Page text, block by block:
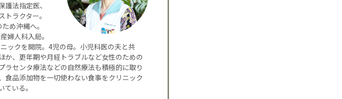
護法指定医、
ラクター。
め沖縄へ。
婦人科入局。
ックを開院。4児の母。小児科医の夫と共
か、更年期や月経トラブルなど女性のための
ラセンタ療法などの自然療法も積極的に取り
食品添加物を一切使わない食事をクリニック
いる。